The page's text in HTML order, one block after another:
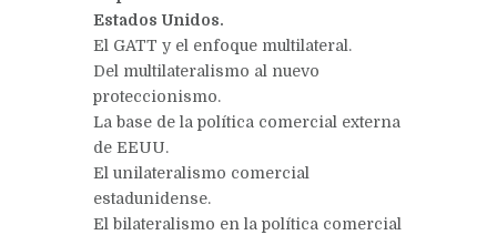
Estados Unidos.
El GATT y el enfoque multilateral.
Del multilateralismo al nuevo
proteccionismo.
La base de la política comercial externa
de EEUU.
El unilateralismo comercial
estadunidense.
El bilateralismo en la política comercial